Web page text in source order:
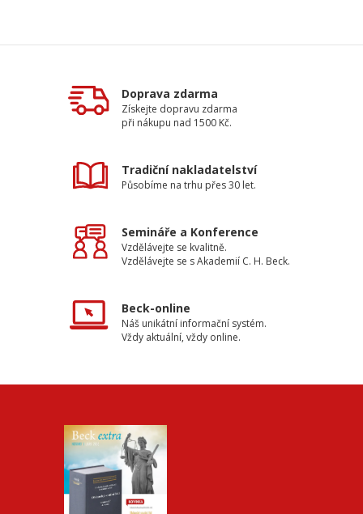
Doprava zdarma
Získejte dopravu zdarma
při nákupu nad 1500 Kč.
Tradiční nakladatelství
Působíme na trhu přes 30 let.
Semináře a Konference
Vzdělávejte se kvalitně.
Vzdělávejte se s Akademií C. H. Beck.
Beck-online
Náš unikátní informační systém.
Vždy aktuální, vždy online.